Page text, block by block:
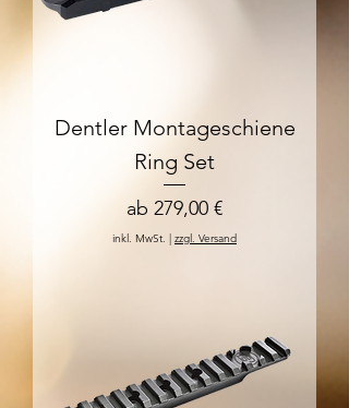
Dentler Montageschiene
Ring Set
ab 279,00 €
Sale-Preis
inkl. MwSt. zzgl. Versand